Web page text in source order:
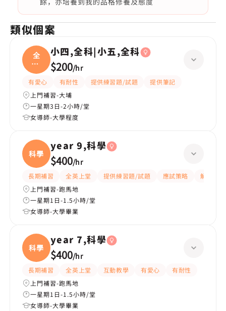
類似個案
全
科|
小五
小四,全科|小五,全科
$200/hr
有愛心 有耐性 提供練習題/試題
提供筆記
上門補習-大埔
一星期3日-2小時/堂
女導師-大學程度
科學
year 9,科學
$400/hr
長期補習 全英上堂 提供練習題/試題 應試策略
解題思路
上門補習-跑馬地
一星期1日-1.5小時/堂
女導師-大學畢業
科學
year 7,科學
$400/hr
長期補習 全英上堂 互動教學 有愛心
有耐性
上門補習-跑馬地
一星期1日-1.5小時/堂
女導師-大學畢業